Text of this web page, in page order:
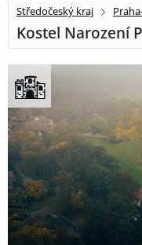
Středočeský kraj
Kostel Narození